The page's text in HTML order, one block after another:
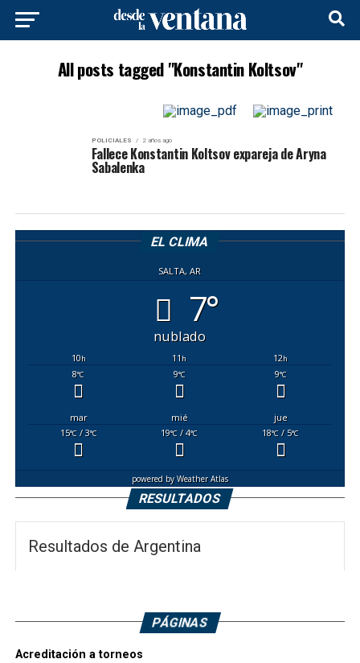
All posts tagged "Konstantin Koltsov"
POLICIALES 2 años ago
Fallece Konstantin Koltsov expareja de Aryna
Sabalenka
EL CLIMA
SALTA, AR
7°
nublado
10h 11h 12h
8°C 9°C 9°C
mar mié
jue
15°C/ 3°C 19°C / 4°C 18°C / 5°C
powered byWeather Atlas
RESULTADOS
Resultados de Argentina
PÁGINAS
Acreditación a torneos